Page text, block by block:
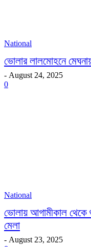
National
ভোলার লালমোহনে
- August 24, 2025
0
National
ভোলায় আগামীকাল থেকে
মেলা
- August 23, 2025